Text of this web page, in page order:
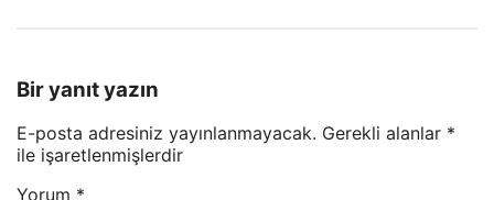
Bir yanıt yazın
E-posta adresiniz yayınlanmayacak. Gerekli alanlar *
ile işaretlenmişlerdir
Yorum *